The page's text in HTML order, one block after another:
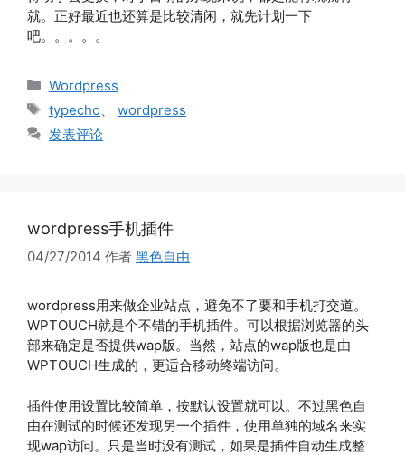
就。正好最近也还算是比较清闲，就先计划一下
吧。。。。。
分
类
Wordpress
标
签
typecho
wordpress
发表评论
wordpress手机插件
04/27/2014 作者 黑色自由
wordpress用来做企业站点，避免不了要和手机打交道。
WPTOUCH就是个不错的手机插件。可以根据浏览器的头
部来确定是否提供wap版。当然，站点的wap版也是由
WPTOUCH生成的，更适合移动终端访问。
插件使用设置比较简单，按默认设置就可以。不过黑色自
由在测试的时候还发现另一个插件，使用单独的域名来实
现wap访问。只是当时没有测试，如果是插件自动生成整